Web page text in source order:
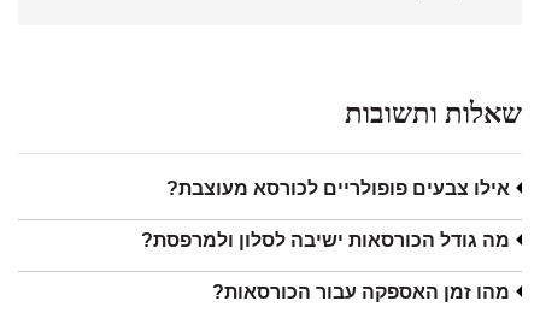
שאלות ותשובות
אילו צבעים פופולריים לכורסא מעוצבת?
מה גודל הכורסאות ישיבה לסלון ולמרפסת?
מהו זמן האספקה עבור הכורסאות?